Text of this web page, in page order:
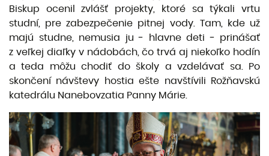
Biskup ocenil zvlášť projekty, ktoré sa týkali vrtu
studní, pre zabezpečenie pitnej vody. Tam, kde už
majú studne, nemusia ju ‒ hlavne deti ‒ prinášať
z veľkej diaľky v nádobách, čo trvá aj niekoľko hodín
a teda môžu chodiť do školy a vzdelávať sa. Po
skončení návštevy hostia ešte navštívili Rožňavskú
katedrálu Nanebovzatia Panny Márie.